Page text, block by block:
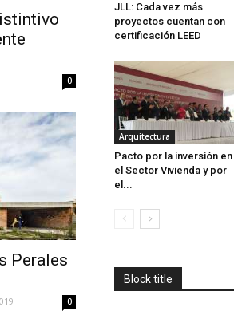
0
Perales
0
JLL: Cada vez más
proyectos cuentan con
certificación LEED
Arquitectura
Pacto por la inversión en
el Sector Vivienda y por
el...
Block title